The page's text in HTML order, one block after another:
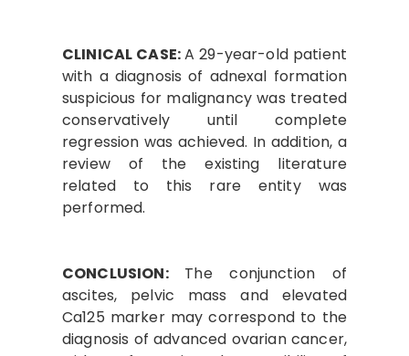
CLINICAL CASE:A 29-year-old patient
with a diagnosis of adnexal formation
suspicious for malignancy was treated
conservatively until complete
regression was achieved. In addition, a
review of the existing literature
related to this rare entity was
performed.
CONCLUSION: The conjunction of
ascites, pelvic mass and elevated
Ca125 marker may correspond to the
diagnosis of advanced ovarian cancer,